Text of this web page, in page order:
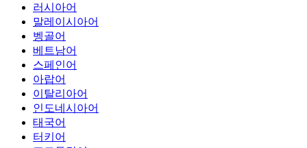
러시아어
말레이시아어
벵골어
베트남어
스페인어
아랍어
이탈리아어
인도네시아어
태국어
터키어